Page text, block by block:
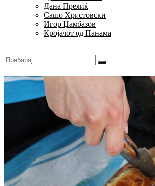
Дана Прелиќ
Сашо Христовски
Игор Џамбазов
Кројачот од Панама